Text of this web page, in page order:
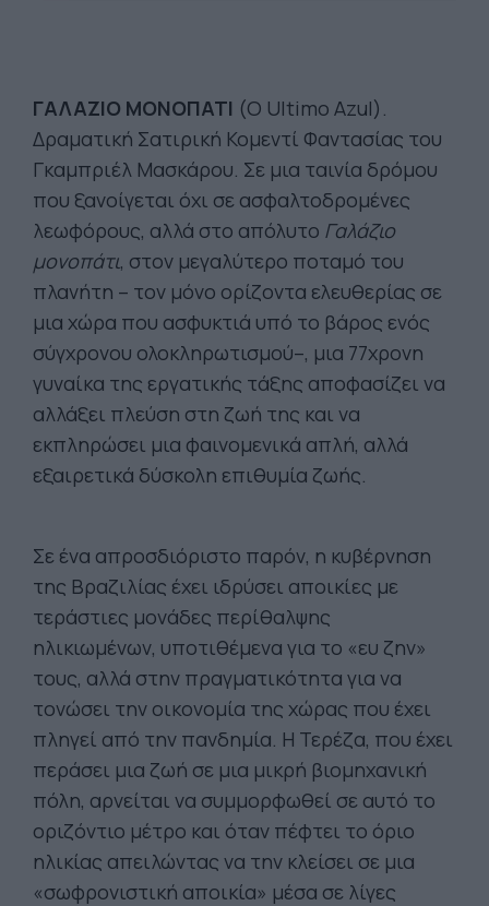
ΓΑΛΑΖΙΟ ΜΟΝΟΠΑΤΙ (O Ultimo Azul).
Δραματική Σατιρική Κομεντί Φαντασίας του
Γκαμπριέλ Μασκάρου. Σε μια ταινία δρόμου
που ξανοίγεται όχι σε ασφαλτοδρομένες
λεωφόρους, αλλά στο απόλυτο Γαλάζιο
μονοπάτι, στον μεγαλύτερο ποταμό του
πλανήτη – τον μόνο ορίζοντα ελευθερίας σε
μια χώρα που ασφυκτιά υπό το βάρος ενός
σύγχρονου ολοκληρωτισμού–, μια 77χρονη
γυναίκα της εργατικής τάξης αποφασίζει να
αλλάξει πλεύση στη ζωή της και να
εκπληρώσει μια φαινομενικά απλή, αλλά
εξαιρετικά δύσκολη επιθυμία ζωής.
Σε ένα απροσδιόριστο παρόν, η κυβέρνηση
της Βραζιλίας έχει ιδρύσει αποικίες με
τεράστιες μονάδες περίθαλψης
ηλικιωμένων, υποτιθέμενα για το «ευ ζην»
τους, αλλά στην πραγματικότητα για να
τονώσει την οικονομία της χώρας που έχει
πληγεί από την πανδημία. Η Τερέζα, που έχει
περάσει μια ζωή σε μια μικρή βιομηχανική
πόλη, αρνείται να συμμορφωθεί σε αυτό το
οριζόντιο μέτρο και όταν πέφτει το όριο
ηλικίας απειλώντας να την κλείσει σε μια
«σωφρονιστική αποικία» μέσα σε λίγες